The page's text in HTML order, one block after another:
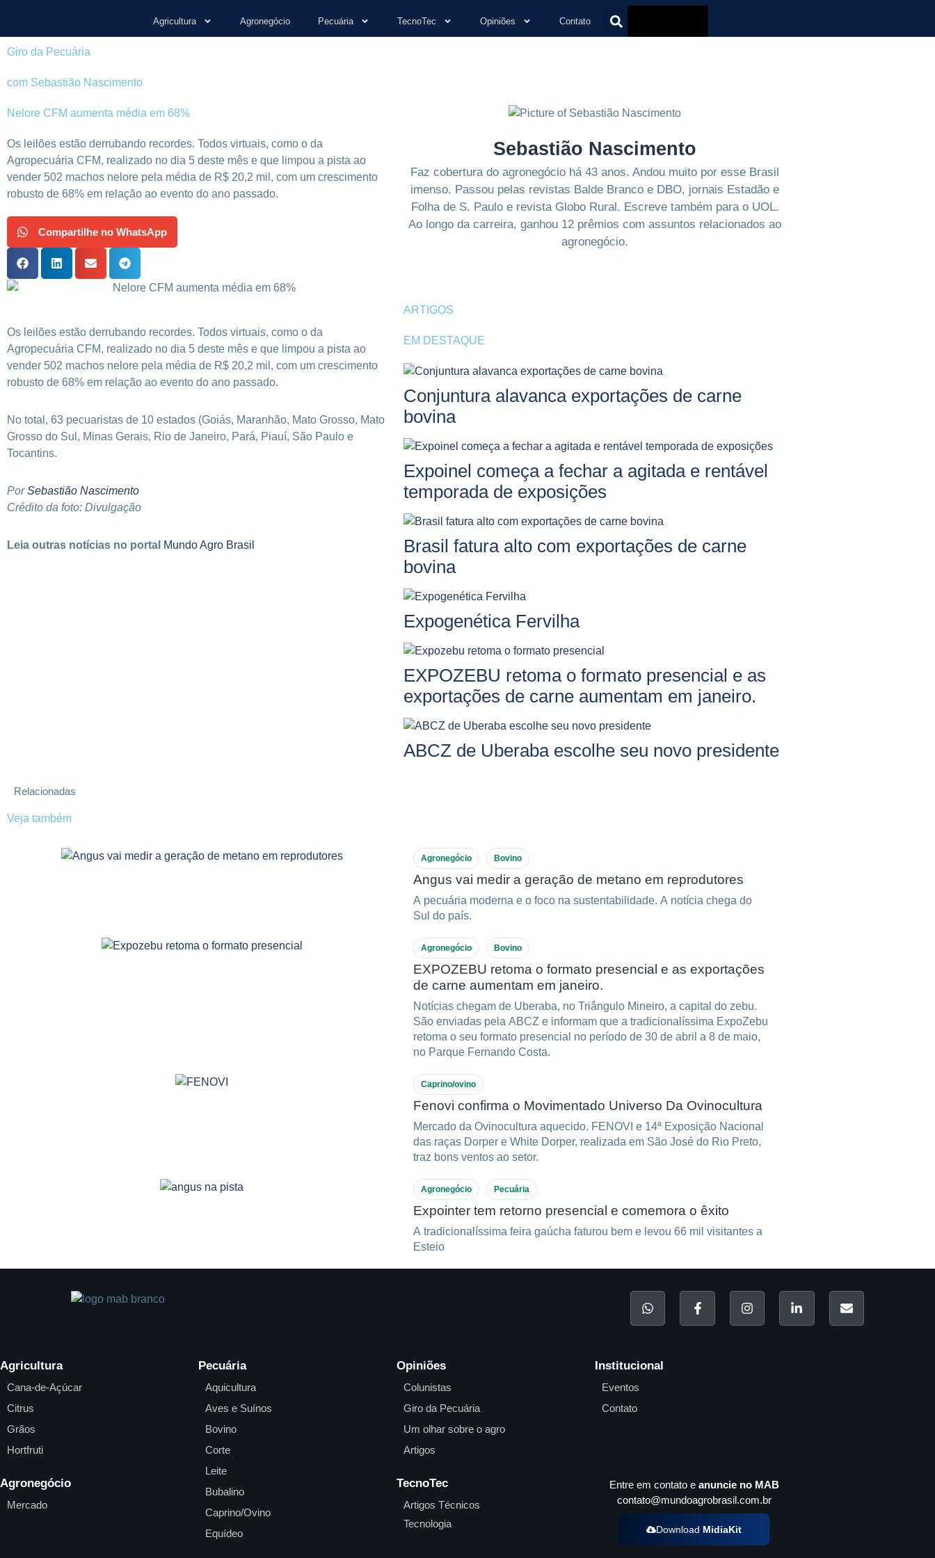
Agricultura Agronegócio Pecuária TecnoTec Opiniões Contato
Giro da Pecuária
com Sebastião Nascimento
Nelore CFM aumenta média em 68%
Os leilões estão derrubando recordes. Todos virtuais, como o da
Agropecuária CFM, realizado no dia 5 deste mês e que limpou a pista ao
vender 502 machos nelore pela média de R$ 20,2 mil, com um crescimento
robusto de 68% em relação ao evento do ano passado.
Compartilhe no WhatsApp
Os leilões estão derrubando recordes. Todos virtuais, como o da
Agropecuária CFM, realizado no dia 5 deste mês e que limpou a pista ao
vender 502 machos nelore pela média de R$ 20,2 mil, com um crescimento
robusto de 68% em relação ao evento do ano passado.
No total, 63 pecuaristas de 10 estados (Goiás, Maranhão, Mato Grosso, Mato
Grosso do Sul, Minas Gerais, Rio de Janeiro, Pará, Piauí, São Paulo e
Tocantins.
PorSebastião Nascimento
Crédito da foto: Divulgação
Leia outras notícias no portal Mundo Agro Brasil
Sebastião Nascimento
Faz cobertura do agronegócio há 43 anos. Andou muito por esse Brasil
imenso. Passou pelas revistas Balde Branco e DBO, jornais Estadão e
Folha de S. Paulo e revista Globo Rural. Escreve também para o UOL.
Ao longo da carreira, ganhou 12 prêmios com assuntos relacionados ao
agronegócio.
ARTIGOS
EM DESTAQUE
Conjuntura alavanca exportações de carne
bovina
Expoinel começa a fechar a agitada e rentável
temporada de exposições
Brasil fatura alto com exportações de carne
bovina
Expogenética Fervilha
EXPOZEBU retoma o formato presencial e as
exportações de carne aumentam em janeiro.
ABCZ de Uberaba escolhe seu novo presidente
Relacionadas
Veja também
Agronegócio Bovino
Angus vai medir a geração de metano em reprodutores
A pecuária moderna e o foco na sustentabilidade. A notícia chega do
Sul do país.
Agronegócio Bovino
EXPOZEBU retoma o formato presencial e as exportações
de carne aumentam em janeiro.
Notícias chegam de Uberaba, no Triângulo Mineiro, a capital do zebu.
São enviadas pela ABCZ e informam que a tradicionalíssima ExpoZebu
retoma o seu formato presencial no período de 30 de abril a 8 de maio,
no Parque Fernando Costa.
Caprino/ovino
Fenovi confirma o Movimentado Universo Da Ovinocultura
Mercado da Ovinocultura aquecido. FENOVI e 14ª Exposição Nacional
das raças Dorper e White Dorper, realizada em São José do Rio Preto,
traz bons ventos ao setor.
Agronegócio Pecuária
Expointer tem retorno presencial e comemora o êxito
A tradicionalíssima feira gaúcha faturou bem e levou 66 mil visitantes a
Esteio
Agricultura
Cana-de-Açúcar
Citrus
Grãos
Hortfruti
Agronegócio
Mercado
Pecuária
Aquicultura
Aves e Suínos
Bovino
Corte
Leite
Bubalino
Caprino/Ovino
Equídeo
Opiniões
Colunistas
Giro da Pecuária
Um olhar sobre o agro
Artigos
TecnoTec
Artigos Técnicos
Tecnologia
Institucional
Eventos
Contato
Entre em contato e anuncie no MAB
contato@mundoagrobrasil.com.br
Download MidiaKit